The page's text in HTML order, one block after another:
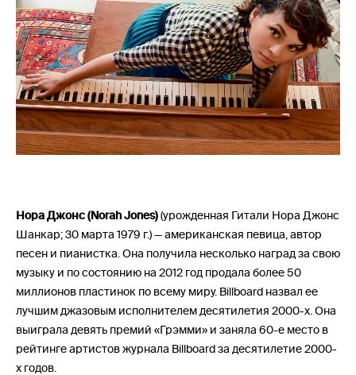
Нора Джонс (Norah Jones)(урожденная Гитали Нора Джонс
Шанкар; 30 марта 1979 г.) — американская певица, автор
песен и пианистка. Она получила несколько наград за свою
музыку и по состоянию на 2012 год продала более 50
миллионов пластинок по всему миру. Billboard назвал ее
лучшим джазовым исполнителем десятилетия 2000-х. Она
выиграла девять премий «Грэмми» и заняла 60-е место в
рейтинге артистов журнала Billboard за десятилетие 2000-
х годов.